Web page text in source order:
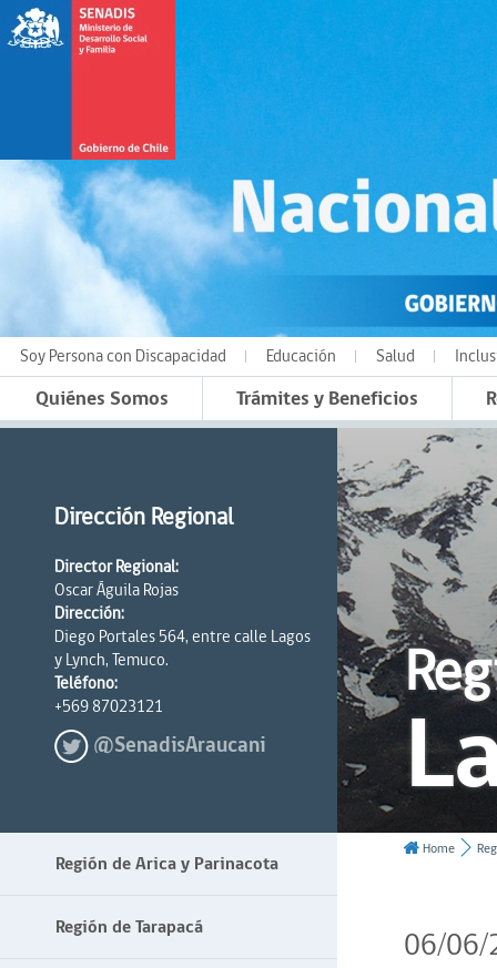
Soy Persona con Discapacidad Educación Salud
Quiénes Somos Trámites y Beneficios
Dirección Regional
Director Regional:
Oscar Águila Rojas
Dirección:
Diego Portales 564, entre calle Lagos
y Lynch, Temuco.
Teléfono:
+569 87023121
@SenadisAraucani
Región de Arica y Parinacota
Región de Tarapacá
Home
06/